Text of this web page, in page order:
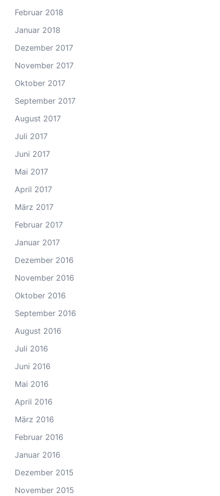
Februar 2018
Januar 2018
Dezember 2017
November 2017
Oktober 2017
September 2017
August 2017
Juli 2017
Juni 2017
Mai 2017
April 2017
März 2017
Februar 2017
Januar 2017
Dezember 2016
November 2016
Oktober 2016
September 2016
August 2016
Juli 2016
Juni 2016
Mai 2016
April 2016
März 2016
Februar 2016
Januar 2016
Dezember 2015
November 2015